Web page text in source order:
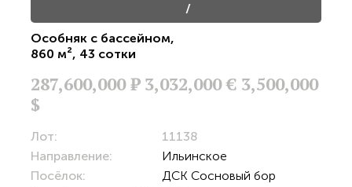
/
Особняк с бассейном,
860 м², 43 сотки
287,600,000Р 3,032,000 € 3,500,000
$
Лот:
11138
Направление:
Ильинское
Посёлок:
ДСК Сосновый бор